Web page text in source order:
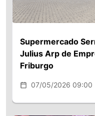
Supermercado
Julius Arp de
Friburgo
07/05/2026 09:00